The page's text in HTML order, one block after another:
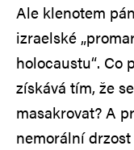
Ale klenotem
izraelské
holocaustu“. Co
získává tím, že
masakrovat? A
nemorální